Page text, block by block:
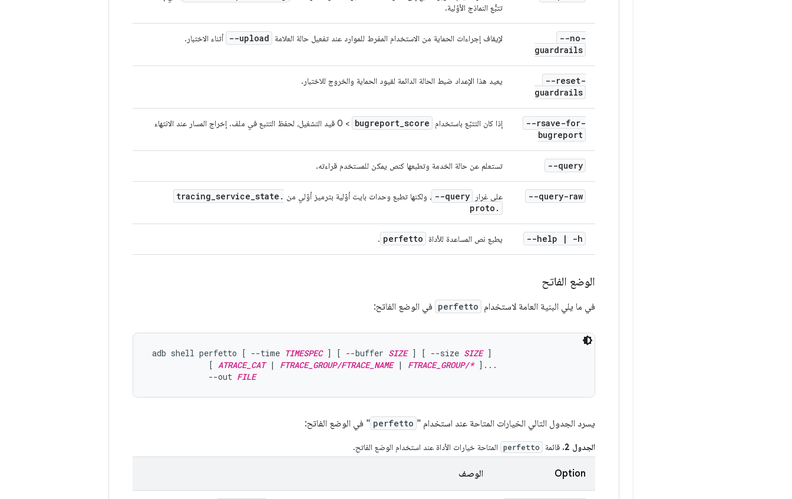
تتبُّع النماذج الأوّلية.
--no-
guardrails
لإيقاف إجراءات الحماية من الاستخدام المفرط للموارد عند تفعيل حالة العلامة --upload أثناء الاختبار.
--reset-
guardrails
يعيد هذا الإعداد ضبط الحالة الدائمة لقيود الحماية والخروج للاختبار.
--rsave-for-
bugreport
إذا كان التتبّع باستخدام bugreport_score > 0 قيد التشغيل، لحفظ التتبع في ملف. إخراج المسار عند الانتهاء
--query تستعلم عن حالة الخدمة وتطبعها كنص يمكن للمستخدم قراءته.
--query-raw على غرار --query ، ولكنها تطبع وحدات بايت أوّلية بترميز أوّلي من tracing_service_state .
proto .
--help | -h يطبع نص المساعدة للأداة perfetto
.
الوضع الفاتح
في ما يلي البنية العامة لاستخدام perfetto في الوضع الفاتح:
adb shell perfetto [ --time TIMESPEC ] [ --buffer SIZE ] [ --size SIZE ]
             [
ATRACE_CAT | FTRACE_GROUP/FTRACE_NAME | FTRACE_GROUP/* ]...
             --out
FILE
يسرد الجدول التالي الخيارات المتاحة عند استخدام " perfetto " في الوضع الفاتح:
الجدول 2. قائمة perfetto المتاحة خيارات الأداة عند استخدام الوضع الفاتح.
Option الوصف